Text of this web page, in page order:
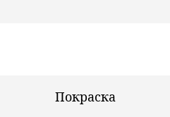
Покраска